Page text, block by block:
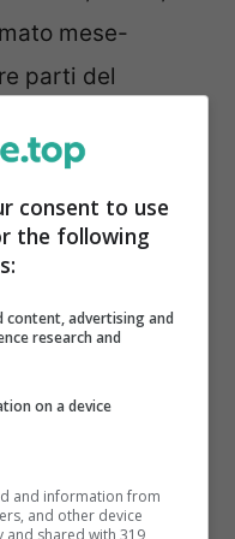
mese-
parti del
mese-anno.
è diverso.
USA, i soldi
e stabilire il
visto che
di verde.
consent to use
the following
content, advertising and
research and
on a device
and information from
and other device
and shared with 319